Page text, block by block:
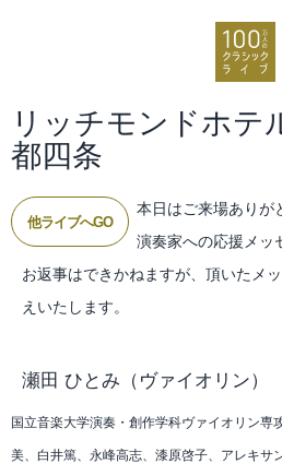
リッチモンドホテ
都四条
他ライブへGO
本日はご来場ありが
演奏家への応援メッ
お返事はできかねますが、頂いたメ
えいたします。
瀬田 ひとみ （ヴァイオリン）
国立音楽大学演奏・創作学科ヴァイオリン専
美、白井篤、永峰高志、漆原啓子、アレキサ